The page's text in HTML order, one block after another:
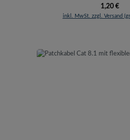
Regulärer
1,20 €
inkl. MwSt. zzgl. Versand